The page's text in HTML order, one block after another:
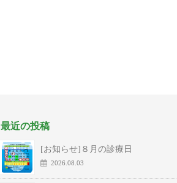
最近の投稿
[お知らせ]８月の診療日
2026.08.03